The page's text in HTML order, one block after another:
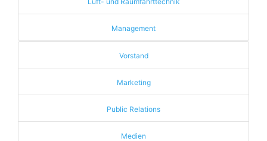
Management
Vorstand
Marketing
Public Relations
Medien